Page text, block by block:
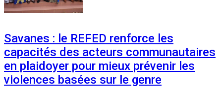
Savanes : le REFED renforce les
capacités des acteurs communautaires
en plaidoyer pour mieux prévenir les
violences basées sur le genre